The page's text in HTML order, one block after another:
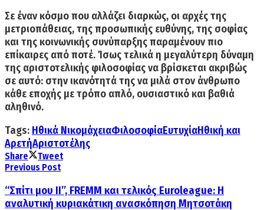
Σε έναν κόσμο που αλλάζει διαρκώς, οι αρχές της
μετριοπάθειας, της προσωπικής ευθύνης, της σοφίας
και της κοινωνικής συνύπαρξης παραμένουν πιο
επίκαιρες από ποτέ. Ίσως τελικά η μεγαλύτερη δύναμη
της αριστοτελικής φιλοσοφίαςνα βρίσκεται ακριβώς
σε αυτό: στην ικανότητά της να μιλά στον άνθρωπο
κάθε εποχής με τρόπο απλό, ουσιαστικό και βαθιά
αληθινό.
Tags: Ηθικά ΝικομάχειαΦιλοσοφίαΕυτυχίαΗθική και
ΑρετήΑριστοτέλης
Share
Tweet
Previous Post
“Σπίτι μου ΙΙ”, FREMM και τελικός Euroleague: Η
αναλυτική κυριακάτικη ανασκόπηση Μητσοτάκη